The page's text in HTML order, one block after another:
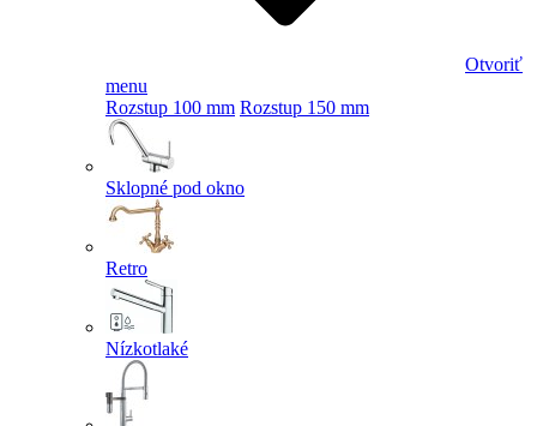
Otvoriť
menu
Rozstup 100 mm Rozstup 150 mm
Sklopné pod okno
Retro
Nízkotlaké